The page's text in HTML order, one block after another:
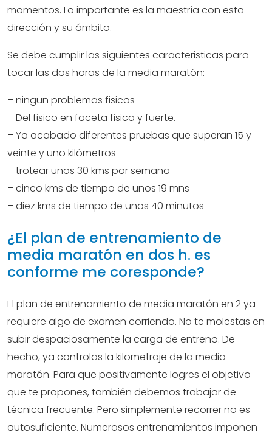
momentos. Lo importante es la maestría con esta
dirección y su ámbito.
Se debe cumplir las siguientes caracteristicas para
tocar las dos horas de la media maratón:
– ningun problemas fisicos
– Del fisico en faceta fisica y fuerte.
– Ya acabado diferentes pruebas que superan 15 y
veinte y uno kilómetros
– trotear unos 30 kms por semana
– cinco kms de tiempo de unos 19 mns
– diez kms de tiempo de unos 40 minutos
¿El plan de entrenamiento de
media maratón en dos h. es
conforme me coresponde?
El plan de entrenamiento de media maratón en 2 ya
requiere algo de examen corriendo. No te molestas en
subir despaciosamente la carga de entreno. De
hecho, ya controlas la kilometraje de la media
maratón. Para que positivamente logres el objetivo
que te propones, también debemos trabajar de
técnica frecuente. Pero simplemente recorrer no es
autosuficiente. Numerosos entrenamientos imponen